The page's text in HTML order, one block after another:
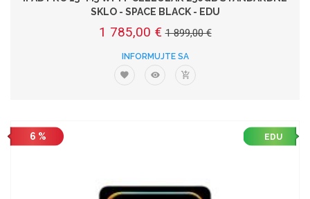
SKLO - SPACE BLACK - EDU
1 785,00 € 1 899,00 €
INFORMUJTE SA
6 % EDU